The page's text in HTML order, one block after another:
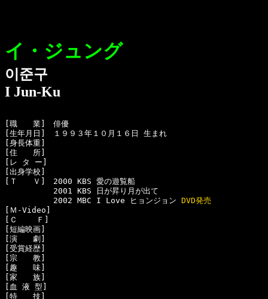
イ・ジュング
이준구
I Jun-Ku
[職　　業]　俳優
[生年月日]　１９９３年１０月１６日 生まれ
[身長体重]
[住　　所]
[レ タ ー]
[出身学校]
[Ｔ　　Ｖ]　2000 KBS 愛の遊覧船
  　　　　　2001 KBS 日が昇り月が出て
  　　　　　2002 MBC I Love ヒョンジョン
DVD発売
[Ｍ-Video]
[Ｃ    Ｆ]
[短編映画]
[演　　劇]
[受賞経歴]
[宗　　教]
[趣　　味]
[家　　族]
[血 液 型]
[特　　技]